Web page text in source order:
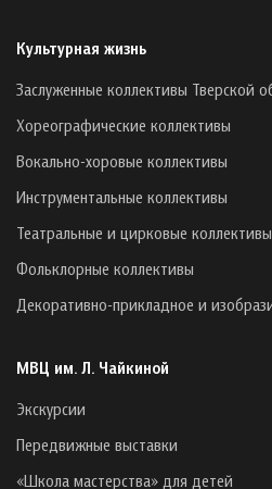
Культурная жизнь
Заслуженные коллективы Тверской
Хореографические коллективы
Вокально-хоровые коллективы
Инструментальные коллективы
Театральные и цирковые коллективы
Фольклорные коллективы
Декоративно-прикладное и
МВЦ им. Л. Чайкиной
Экскурсии
Передвижные выставки
«Школа мастерства» для детей